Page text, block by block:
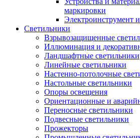
маркировки
Электроинструмент и
Светильники
Взрывозащищенные
Иллюминация и
Ландшафтные светильники
Линейные светильники
Настенно-потолочные
Настольные светильники
Опоры освещения
Ориентационные и
Переносные светильники
Подвесные светильники
Прожекторы